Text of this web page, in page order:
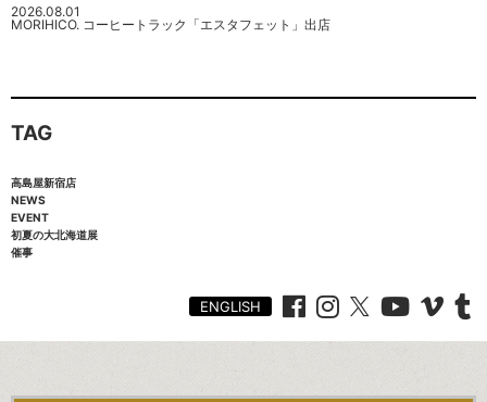
2026.08.01
MORIHICO. コーヒートラック「エスタフェット」出店
TAG
高島屋新宿店
NEWS
EVENT
初夏の大北海道展
催事
ENGLISH